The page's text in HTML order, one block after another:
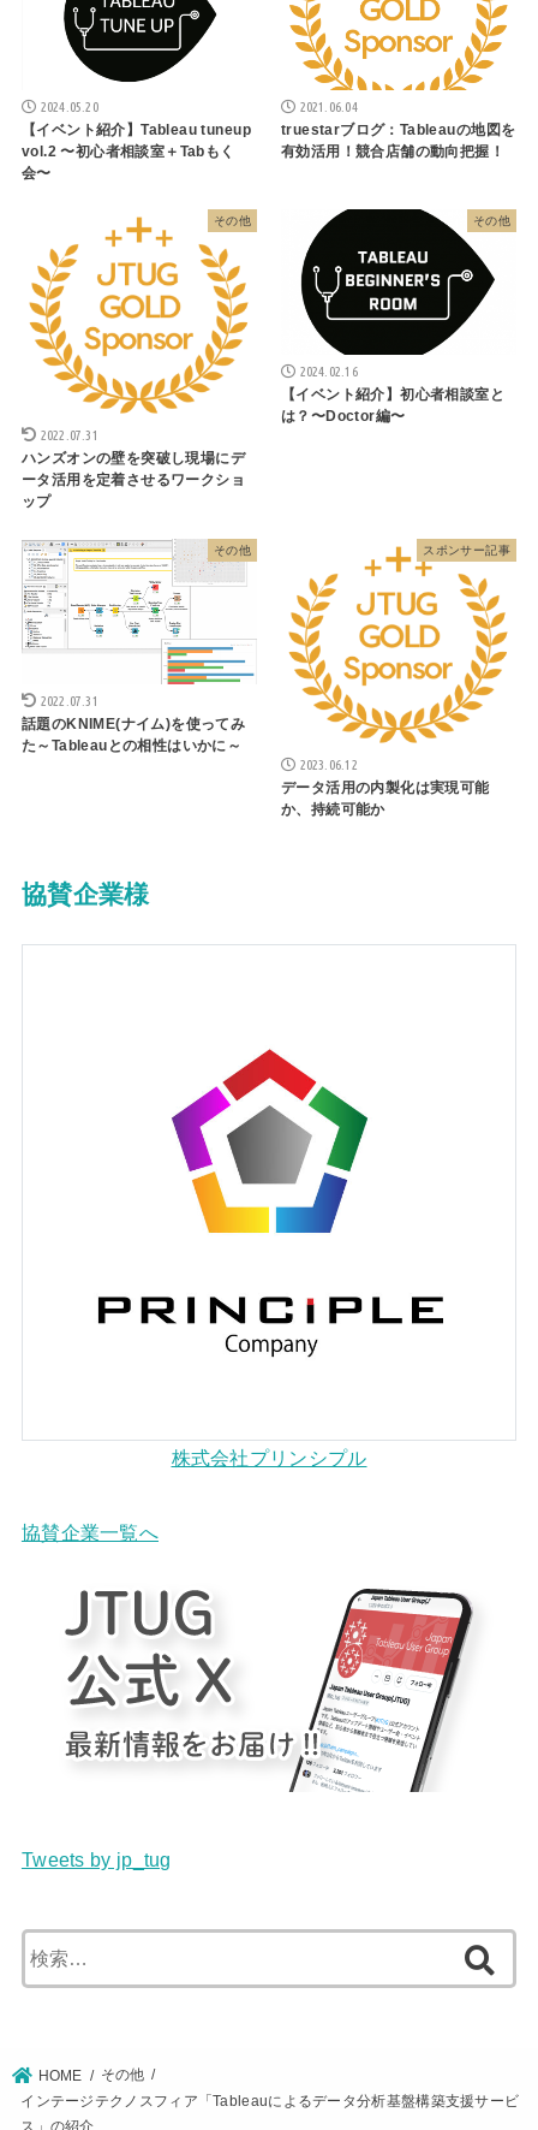
2024.05.20
【イベント紹介】Tableau tuneup
vol.2 〜初心者相談室＋Tabもく
会〜
2021.06.04
truestarブログ：Tableauの地図を
有効活用！競合店舗の動向把握！
その他
2022.07.31
ハンズオンの壁を突破し現場にデ
ータ活用を定着させるワークショ
ップ
その他
2024.02.16
【イベント紹介】初心者相談室と
は？〜Doctor編〜
その他
2022.07.31
話題のKNIME(ナイム)を使ってみ
た～Tableauとの相性はいかに～
スポンサー記事
2023.06.12
データ活用の内製化は実現可能
か、持続可能か
協賛企業様
株式会社プリンシプル
協賛企業一覧へ
Tweets by jp_tug
索:
HOME
その他
インテージテクノスフィア「Tableauによるデータ分析基盤構築支援サービ
ス」の紹介